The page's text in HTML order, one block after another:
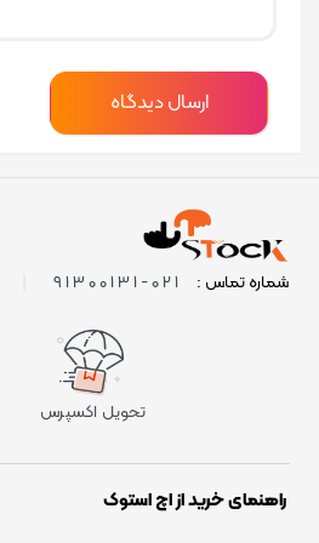
شماره تماس : 021-91300131
تحویل اکسپرس
راهنمای خرید از اچ استوک